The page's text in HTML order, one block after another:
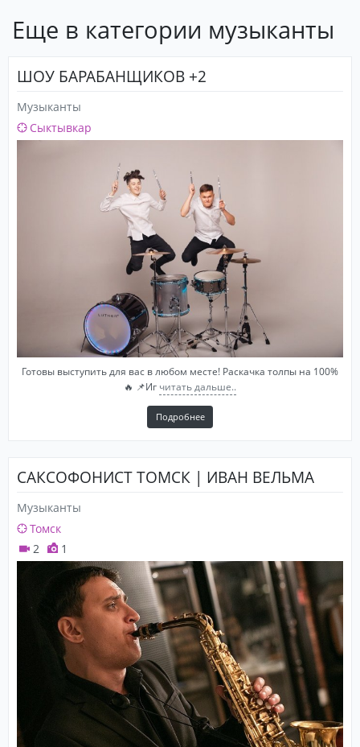
Еще в категории музыканты
ШОУ БАРАБАНЩИКОВ +2
Музыканты
Сыктывкар
Готовы выступить для вас в любом месте! Раскачка толпы на 100%
🔥 📌Иг читать дальше..
Подробнее
САКСОФОНИСТ ТОМСК | ИВАН ВЕЛЬМА
Музыканты
Томск
2
1